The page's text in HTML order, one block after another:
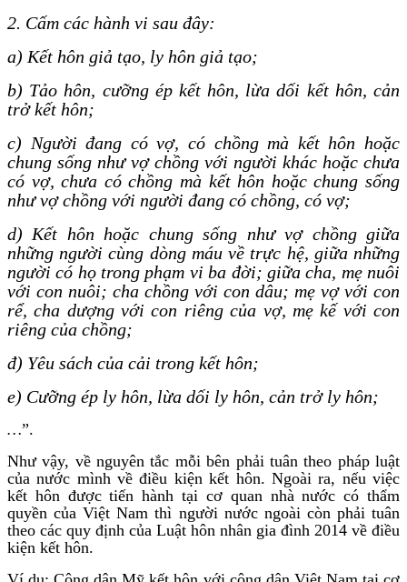
2. Cấm các hành vi sau đây:
a) Kết hôn giả tạo, ly hôn giả tạo;
b) Tảo hôn, cưỡng ép kết hôn, lừa dối kết hôn, cản
trở kết hôn;
c) Người đang có vợ, có chồng mà kết hôn hoặc
chung sống như vợ chồng với người khác hoặc chưa
có vợ, chưa có chồng mà kết hôn hoặc chung sống
như vợ chồng với người đang có chồng, có vợ;
d) Kết hôn hoặc chung sống như vợ chồng giữa
những người cùng dòng máu về trực hệ, giữa những
người có họ trong phạm vi ba đời; giữa cha, mẹ nuôi
với con nuôi; cha chồng với con dâu; mẹ vợ với con
rể, cha dượng với con riêng của vợ, mẹ kế với con
riêng của chồng;
đ) Yêu sách của cải trong kết hôn;
e) Cưỡng ép ly hôn, lừa dối ly hôn, cản trở ly hôn;
…”.
Như vậy, về nguyên tắc mỗi bên phải tuân theo pháp luật
của nước mình về điều kiện kết hôn. Ngoài ra, nếu việc
kết hôn được tiến hành tại cơ quan nhà nước có thẩm
quyền của Việt Nam thì người nước ngoài còn phải tuân
theo các quy định của Luật hôn nhân gia đình 2014 về điều
kiện kết hôn.